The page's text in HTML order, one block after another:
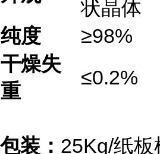
状晶体
纯度
≥98%
干燥失
重
≤0.2%
包装： 25Kg/纸